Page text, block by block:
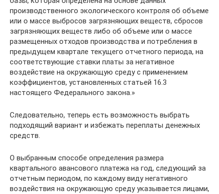
производственного экологического контроля об объеме
или о массе выбросов загрязняющих веществ, сбросов
загрязняющих веществ либо об объеме или о массе
размещенных отходов производства и потребления в
предыдущем квартале текущего отчетного периода, на
соответствующие ставки платы за негативное
воздействие на окружающую среду с применением
коэффициентов, установленных статьей 16.3
настоящего Федерального закона.»
Следовательно, теперь есть возможность выбрать
подходящий вариант и избежать переплаты денежных
средств.
О выбранным способе определения размера
квартального авансового платежа на год, следующий за
отчетным периодом, по каждому виду негативного
воздействия на окружающую среду указывается лицами,